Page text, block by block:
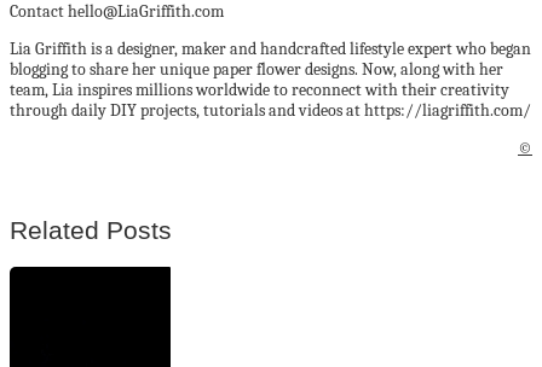
Contact hello@LiaGriffith.com
Lia Griffith is a designer, maker and handcrafted lifestyle expert who began
blogging to share her unique paper flower designs. Now, along with her
team, Lia inspires millions worldwide to reconnect with their creativity
through daily DIY projects, tutorials and videos at https://liagriffith.com/
©
Related Posts